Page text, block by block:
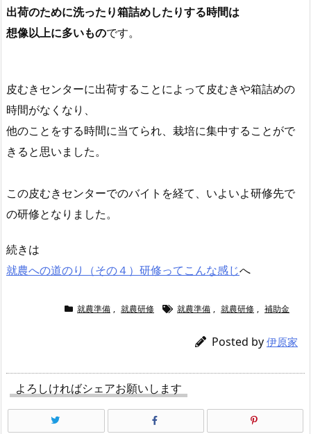
出荷のために洗ったり箱詰めしたりする時間は
想像以上に多いものです。
皮むきセンターに出荷することによって皮むきや箱詰めの
時間がなくなり、
他のことをする時間に当てられ、栽培に集中することがで
きると思いました。
この皮むきセンターでのバイトを経て、いよいよ研修先で
の研修となりました。
続きは
就農への道のり（その４）研修ってこんな感じへ
就農準備 , 就農研修 就農準備 , 就農研修 , 補助金
Posted by 伊原家
よろしければシェアお願いします